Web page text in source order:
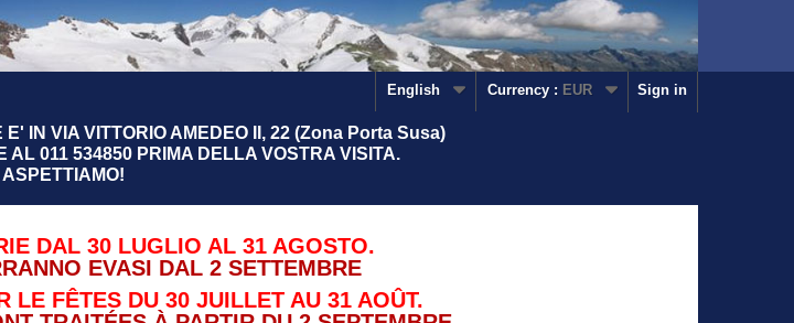
Sign in
Currency : EUR
English
IN VIA VITTORIO AMEDEO II, 22 (Zona Porta Susa)
011 534850 PRIMA DELLA VOSTRA VISITA.
ASPETTIAMO!
DAL 30 LUGLIO AL 31 AGOSTO.
EVASI DAL 2 SETTEMBRE
LE FÊTES DU 30 JUILLET AU 31 AOÛT.